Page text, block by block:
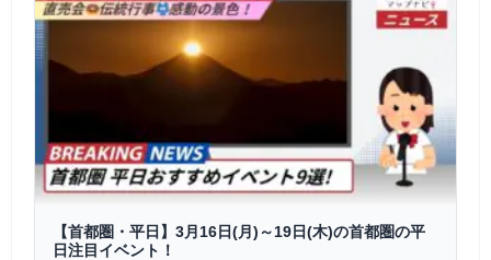
【首都圏・平日】3月16日(月)～19日(木)の首都圏の平
日注目イベント！